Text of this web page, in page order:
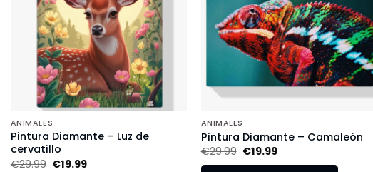
ANIMALES
Pintura Diamante – Luz de
cervatillo
€29.99 €19.99
ANIMALES
Pintura Diamante – Camaleón
€29.99 €19.99